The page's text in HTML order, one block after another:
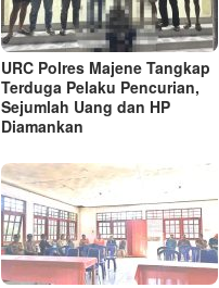
URC Polres Majene Tangkap
Terduga Pelaku Pencurian,
Sejumlah Uang dan HP
Diamankan